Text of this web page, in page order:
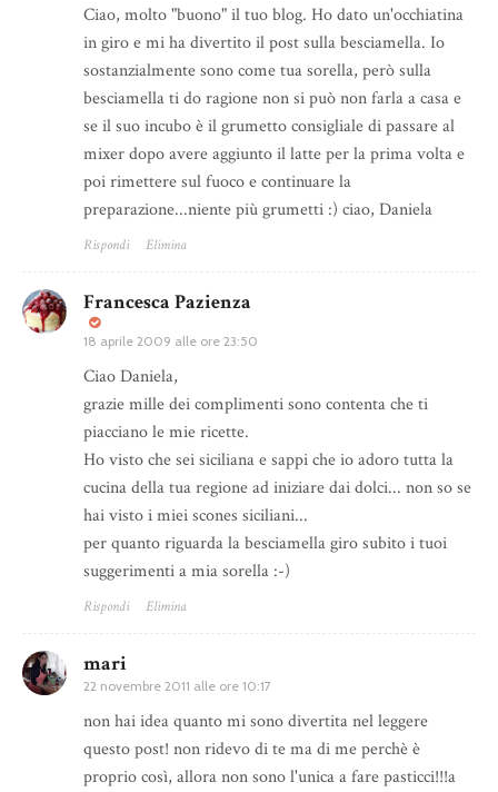
Ciao, molto "buono" il tuo blog. Ho dato un'occhiatina
in giro e mi ha divertito il post sulla besciamella. Io
sostanzialmente sono come tua sorella, però sulla
besciamella ti do ragione non si può non farla a casa e
se il suo incubo è il grumetto consigliale di passare al
mixer dopo avere aggiunto il latte per la prima volta e
poi rimettere sul fuoco e continuare la
preparazione...niente più grumetti :) ciao, Daniela
Rispondi Elimina
Francesca Pazienza
18 aprile 2009 alle ore 23:50
Ciao Daniela,
grazie mille dei complimenti sono contenta che ti
piacciano le mie ricette.
Ho visto che sei siciliana e sappi che io adoro tutta la
cucina della tua regione ad iniziare dai dolci... non so se
hai visto i miei scones siciliani...
per quanto riguarda la besciamella giro subito i tuoi
suggerimenti a mia sorella :-)
Rispondi Elimina
mari
22 novembre 2011 alle ore 10:17
non hai idea quanto mi sono divertita nel leggere
questo post! non ridevo di te ma di me perchè è
proprio così, allora non sono l'unica a fare pasticci!!!a